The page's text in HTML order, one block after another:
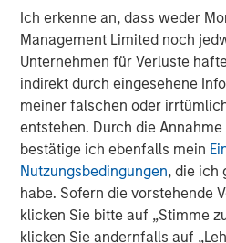
Ich erkenne an, dass weder
Management Limited noch
Unternehmen für Verluste
indirekt durch eingesehene
meiner falschen oder
entstehen. Durch die
bestätige ich ebenfalls mein
Nutzungsbedingungen, die ich
habe. Sofern die vorstehende
klicken Sie bitte auf „Stimme
klicken Sie andernfalls auf
industries. For further
Private Equity, please
visit
www.morganstanley.com/
About Morgan Stanley
Morgan Stanley (NYSE: MS) is
services firm providing a wide
banking, securities, investment
management services. The